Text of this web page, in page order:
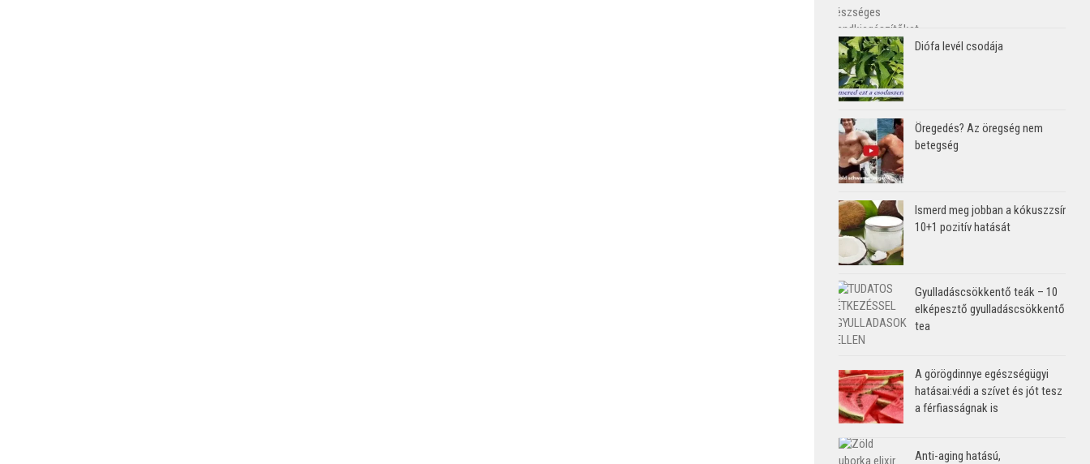
Diófa levél csodája
Öregedés? Az öregség nem
betegség
Ismerd meg jobban a kókuszzsír
10+1 pozitív hatását
Gyulladáscsökkentő teák – 10
elképesztő gyulladáscsökkentő
tea
A görögdinnye egészségügyi
hatásai:védi a szívet és jót tesz
a férfiasságnak is
Anti-aging hatású,